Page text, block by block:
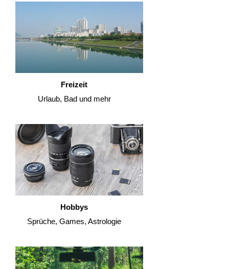
Freizeit
Urlaub, Bad und mehr
Hobbys
Sprüche, Games, Astrologie